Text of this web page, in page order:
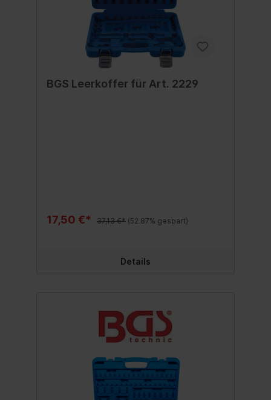
BGS Leerkoffer für Art. 2229
17,50 €* 37,13 €* (52.87% gespart)
Details